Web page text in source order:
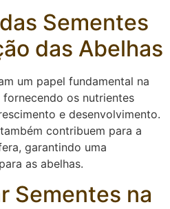
Sementes
das Abelhas
um papel fundamental na
os nutrientes
e desenvolvimento.
contribuem para a
garantindo uma
as abelhas.
Sementes na